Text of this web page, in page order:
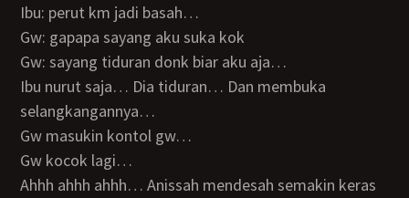
Ibu: perut km jadi basah…
Gw: gapapa sayang aku suka kok
Gw: sayang tiduran donk biar aku aja…
Ibu nurut saja… Dia tiduran… Dan membuka
selangkangannya…
Gw masukin kontol gw…
Gw kocok lagi…
Ahhh ahhh ahhh… Anissah mendesah semakin keras